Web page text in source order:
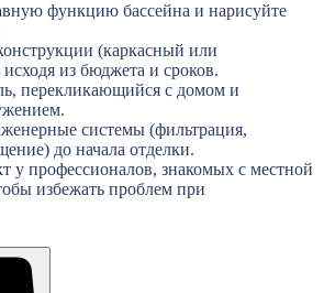
функцию бассейна и нарисуйте
(каркасный или
из бюджета и сроков.
перекликающийся с домом и
системы (фильтрация,
до начала отделки.
у профессионалов, знакомых с местной
избежать проблем при